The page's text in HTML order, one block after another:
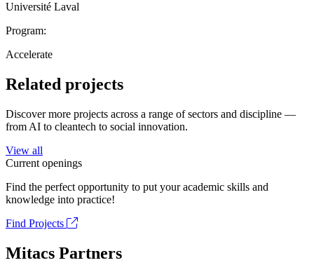
Université Laval
Program:
Accelerate
Related projects
Discover more projects across a range of sectors and discipline —
from AI to cleantech to social innovation.
View all
Current openings
Find the perfect opportunity to put your academic skills and
knowledge into practice!
Find Projects
Mitacs Partners